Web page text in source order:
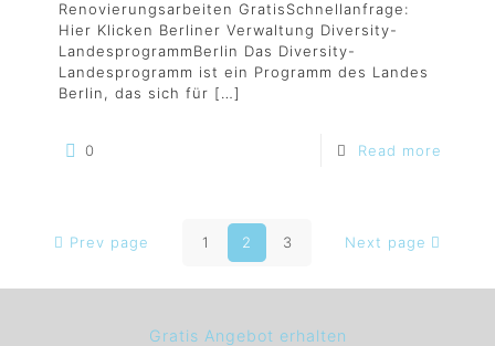
Renovierungsarbeiten GratisSchnellanfrage:
Hier Klicken Berliner Verwaltung Diversity-
LandesprogrammBerlin Das Diversity-
Landesprogramm ist ein Programm des Landes
Berlin, das sich für […]
0 Read more
Prev page 1 2 3 Next page
Gratis Angebot erhalten